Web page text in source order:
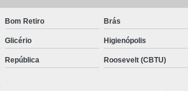
Bom Retiro Brás
Glicério Higienópolis
República Roosevelt (CBTU)